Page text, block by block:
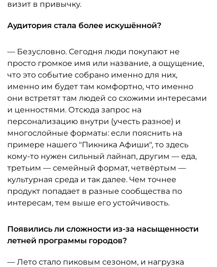
визит в привычку.
Аудитория стала более искушённой?
— Безусловно. Сегодня люди покупают не
просто громкое имя или название, а ощущение,
что это событие собрано именно для них,
именно им будет там комфортно, что именно
они встретят там людей со схожими интересами
и ценностями. Отсюда запрос на
персонализацию внутри (учесть разное) и
многослойные форматы: если пояснить на
примере нашего "Пикника Афиши", то здесь
кому-то нужен сильный лайнап, другим — еда,
третьим — семейный формат, четвёртым —
культурная среда и так далее. Чем точнее
продукт попадает в разные сообщества по
интересам, тем выше его устойчивость.
Появились ли сложности из-за насыщенности
летней программы городов?
— Лето стало пиковым сезоном, и нагрузка